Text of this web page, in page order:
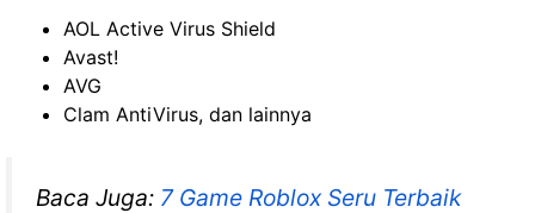
AOL Active Virus Shield
Avast!
AVG
Clam AntiVirus, dan lainnya
Baca Juga: 7 Game Roblox Seru Terbaik